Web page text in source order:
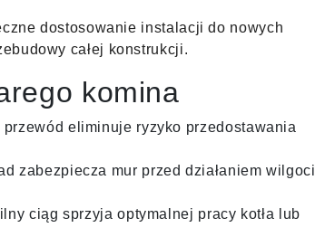
dostosowanie instalacji do nowych
całej konstrukcji.
komina
przewód eliminuje ryzyko przedostawania
zabezpiecza mur przed działaniem wilgoci
ciąg sprzyja optymalnej pracy kotła lub